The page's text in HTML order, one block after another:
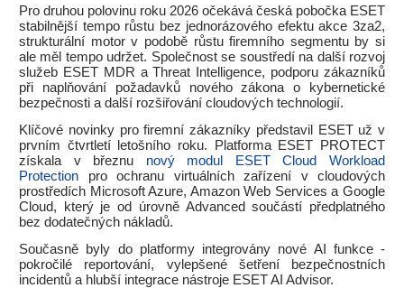
Pro druhou polovinu roku 2026 očekává česká pobočka ESET
stabilnější tempo růstu bez jednorázového efektu akce 3za2,
strukturální motor v podobě růstu firemního segmentu by si
ale měl tempo udržet. Společnost se soustředí na další rozvoj
služeb ESET MDR a Threat Intelligence, podporu zákazníků
při naplňování požadavků nového zákona o kybernetické
bezpečnosti a další rozšiřování cloudových technologií.
Klíčové novinky pro firemní zákazníky představil ESET už v
prvním čtvrtletí letošního roku. Platforma ESET PROTECT
získala v březnu nový modul ESET Cloud Workload
Protection pro ochranu virtuálních zařízení v cloudových
prostředích Microsoft Azure, Amazon Web Services a Google
Cloud, který je od úrovně Advanced součástí předplatného
bez dodatečných nákladů.
Současně byly do platformy integrovány nové AI funkce -
pokročilé reportování, vylepšené šetření bezpečnostních
incidentů a hlubší integrace nástroje ESET AI Advisor.